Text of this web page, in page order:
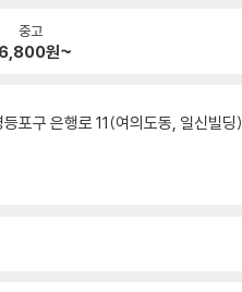
중고
원~
포구 은행로 11(여의도동, 일신빌딩)